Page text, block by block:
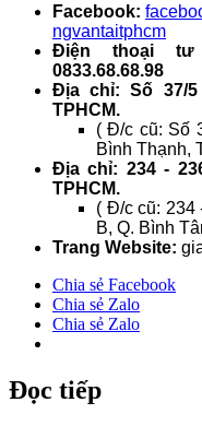
Facebook:
ngvantaitphcm
Điện thoại tư
0833.68.68.98
Địa chỉ: Số 37/5
TPHCM.
( Đ/c cũ: Số
Bình Thạnh,
Địa chỉ: 234 -
TPHCM.
( Đ/c cũ: 234
B, Q. Bình
Trang Website:
Chia sẻ Facebook
Chia sẻ Zalo
Chia sẻ Zalo
Đọc tiếp